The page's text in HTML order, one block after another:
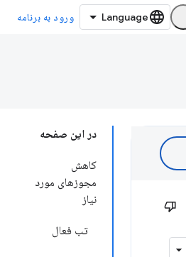
ورود به برنامه
در این صفحه
کاهش
مجوزهای مورد
نیاز
تب فعال